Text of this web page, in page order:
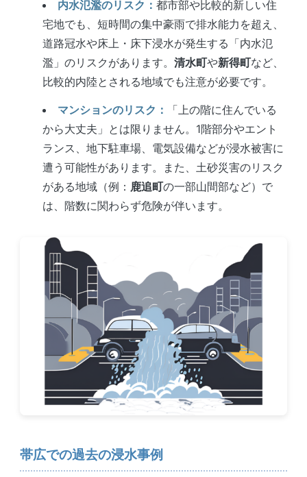
内水氾濫のリスク：都市部や比較的新しい住
宅地でも、短時間の集中豪雨で排水能力を超え、
道路冠水や床上・床下浸水が発生する「内水氾
濫」のリスクがあります。清水町や新得町など、
比較的内陸とされる地域でも注意が必要です。
マンションのリスク：
「上の階に住んでいる
から大丈夫」とは限りません。1階部分やエント
ランス、地下駐車場、電気設備などが浸水被害に
遭う可能性があります。また、土砂災害のリスク
がある地域（例： 鹿追町の一部山間部など）で
は、階数に関わらず危険が伴います。
帯広での過去の浸水事例